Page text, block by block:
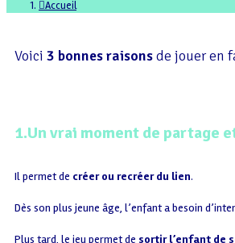
Accueil
Voici 3 bonnes raisonsde jouer en
1.Un vrai moment de partage
Il permet de créer ou recréer du lien.
Dès son plus jeune âge, l’enfant a besoin
Plus tard, le jeu permet de sortir l’enfant de